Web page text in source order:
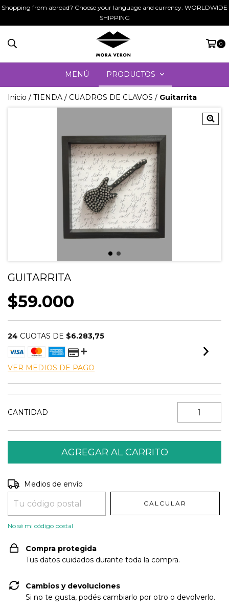
Shopping from abroad? Choose your language and currency. WORLDWIDE
SHIPPING
0
MENÚ PRODUCTOS
Inicio / TIENDA / CUADROS DE CLAVOS / Guitarrita
GUITARRITA
$59.000
24 CUOTAS DE $6.283,75
VER MEDIOS DE PAGO
CANTIDAD
Entregas para el CP:
Medios de envío
CALCULAR
No sé mi código postal
Compra protegida
Tus datos cuidados durante toda la compra.
Cambios y devoluciones
Si no te gusta, podés cambiarlo por otro o devolverlo.